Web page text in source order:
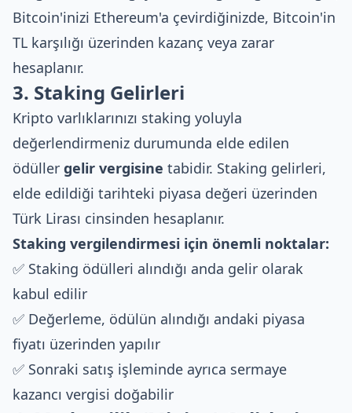
Bitcoin'inizi Ethereum'a çevirdiğinizde, Bitcoin'in
TL karşılığı üzerinden kazanç veya zarar
hesaplanır.
3. Staking Gelirleri
Kripto varlıklarınızı staking yoluyla
değerlendirmeniz durumunda elde edilen
ödüller gelir vergisine tabidir. Staking gelirleri,
elde edildiği tarihteki piyasa değeri üzerinden
Türk Lirası cinsinden hesaplanır.
Staking vergilendirmesi için önemli noktalar:
✅ Staking ödülleri alındığı anda gelir olarak
kabul edilir
✅ Değerleme, ödülün alındığı andaki piyasa
fiyatı üzerinden yapılır
✅ Sonraki satış işleminde ayrıca sermaye
kazancı vergisi doğabilir